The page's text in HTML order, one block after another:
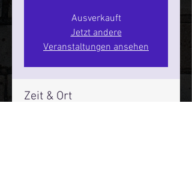
Ausverkauft
Jetzt andere
Veranstaltungen ansehen
Zeit & Ort